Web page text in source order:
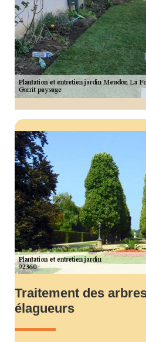
Traitement des
élagueurs